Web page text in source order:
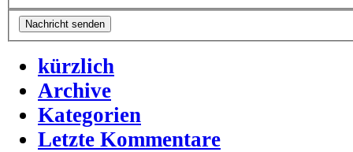
kürzlich
Archive
Kategorien
Letzte Kommentare